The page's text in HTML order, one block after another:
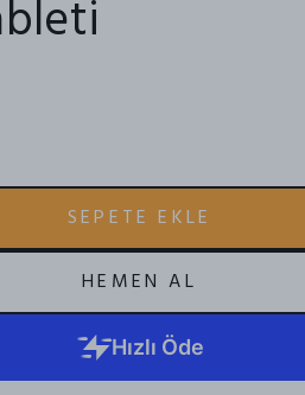
SEPETE EKLE
HEMEN AL